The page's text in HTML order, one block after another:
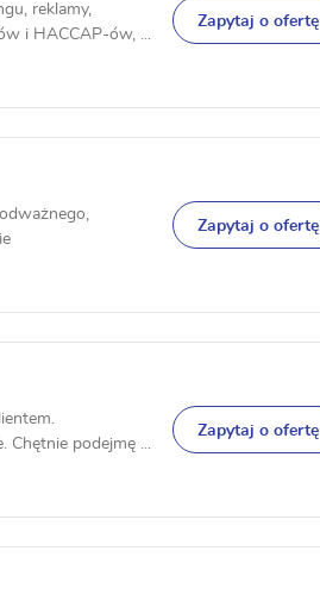
reklamy,
i HACCAP-ów, ...
Zapytaj o ofertę
Zapytaj o ofertę
Chętnie podejmę ...
Zapytaj o ofertę